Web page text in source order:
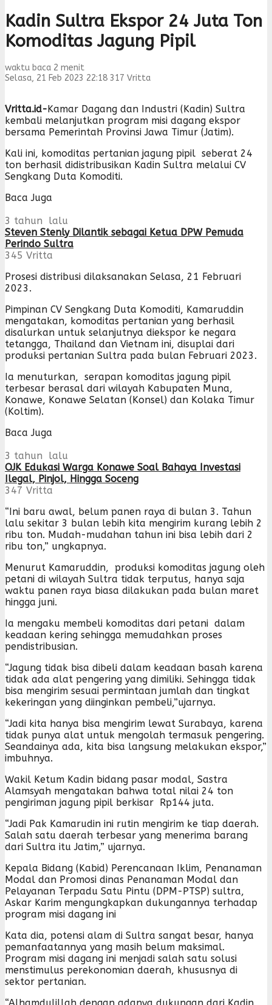
Kadin Sultra Ekspor 24 Juta Ton
Komoditas Jagung Pipil
waktu baca 2 menit
Selasa, 21 Feb 2023 22:18 317 Vritta
Vritta.id-Kamar Dagang dan Industri (Kadin) Sultra
kembali melanjutkan program misi dagang ekspor
bersama Pemerintah Provinsi Jawa Timur (Jatim).
Kali ini, komoditas pertanian jagung pipil seberat 24
ton berhasil didistribusikan Kadin Sultra melalui CV
Sengkang Duta Komoditi.
Baca Juga
3 tahun lalu
Steven Stenly Dilantik sebagai Ketua DPW Pemuda
Perindo Sultra
345 Vritta
Prosesi distribusi dilaksanakan Selasa, 21 Februari
2023.
Pimpinan CV Sengkang Duta Komoditi, Kamaruddin
mengatakan, komoditas pertanian yang berhasil
disalurkan untuk selanjutnya diekspor ke negara
tetangga, Thailand dan Vietnam ini, disuplai dari
produksi pertanian Sultra pada bulan Februari 2023.
Ia menuturkan, serapan komoditas jagung pipil
terbesar berasal dari wilayah Kabupaten Muna,
Konawe, Konawe Selatan (Konsel) dan Kolaka Timur
(Koltim).
Baca Juga
3 tahun lalu
OJK Edukasi Warga Konawe Soal Bahaya Investasi
Ilegal, Pinjol, Hingga Soceng
347 Vritta
“Ini baru awal, belum panen raya di bulan 3. Tahun
lalu sekitar 3 bulan lebih kita mengirim kurang lebih 2
ribu ton. Mudah-mudahan tahun ini bisa lebih dari 2
ribu ton,” ungkapnya.
Menurut Kamaruddin, produksi komoditas jagung oleh
petani di wilayah Sultra tidak terputus, hanya saja
waktu panen raya biasa dilakukan pada bulan maret
hingga juni.
Ia mengaku membeli komoditas dari petani dalam
keadaan kering sehingga memudahkan proses
pendistribusian.
“Jagung tidak bisa dibeli dalam keadaan basah karena
tidak ada alat pengering yang dimiliki. Sehingga tidak
bisa mengirim sesuai permintaan jumlah dan tingkat
kekeringan yang diinginkan pembeli,”ujarnya.
“Jadi kita hanya bisa mengirim lewat Surabaya, karena
tidak punya alat untuk mengolah termasuk pengering.
Seandainya ada, kita bisa langsung melakukan ekspor,”
imbuhnya.
Wakil Ketum Kadin bidang pasar modal, Sastra
Alamsyah mengatakan bahwa total nilai 24 ton
pengiriman jagung pipil berkisar Rp144 juta.
“Jadi Pak Kamarudin ini rutin mengirim ke tiap daerah.
Salah satu daerah terbesar yang menerima barang
dari Sultra itu Jatim,” ujarnya.
Kepala Bidang (Kabid) Perencanaan Iklim, Penanaman
Modal dan Promosi dinas Penanaman Modal dan
Pelayanan Terpadu Satu Pintu (DPM-PTSP) sultra,
Askar Karim mengungkapkan dukungannya terhadap
program misi dagang ini
Kata dia, potensi alam di Sultra sangat besar, hanya
pemanfaatannya yang masih belum maksimal.
Program misi dagang ini menjadi salah satu solusi
menstimulus perekonomian daerah, khususnya di
sektor pertanian.
“Alhamdulillah dengan adanya dukungan dari Kadin,